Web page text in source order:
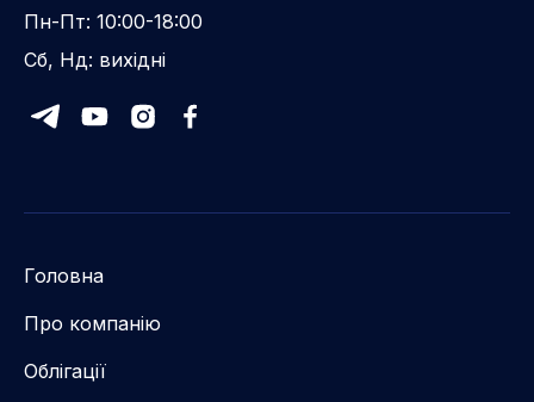
Пн-Пт: 10:00-18:00
Сб, Нд: вихідні
Головна
Про компанію
Облігації